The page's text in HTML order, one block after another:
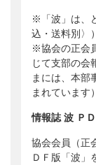
※「波」は、
込・送料別〉
※協会の正会
じて支部の会
まには、本部
まれています
情報誌 波 Ｐ
協会会員（正
ＤＦ版「波」